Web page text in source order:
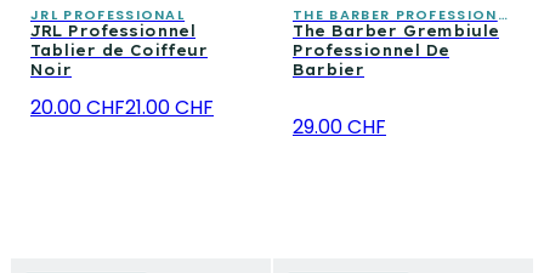
familles investira dans la variante dédiée aux enfants.
plus reconnaissable.
JRL PROFESSIONAL
JRL Professionnel
Tablier de Coiffeur
Noir
20.00 CHF21.00 CHF
THE BARBER PROFESSIONAL
The Barber Grembiule
Professionnel De
Barbier
29.00 CHF